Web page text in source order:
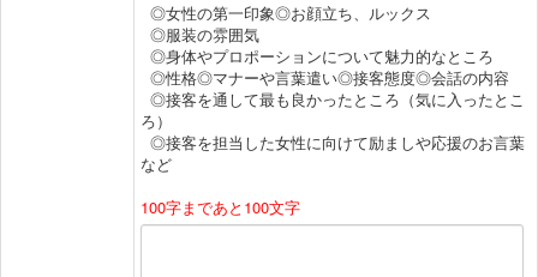
◎女性の第一印象◎お顔立ち、ルックス
◎服装の雰囲気
◎身体やプロポーションについて魅力的なところ
◎性格◎マナーや言葉遣い◎接客態度◎会話の内容
◎接客を通して最も良かったところ（気に入ったとこ
ろ）
◎接客を担当した女性に向けて励ましや応援のお言葉
など
100字まであと100文字